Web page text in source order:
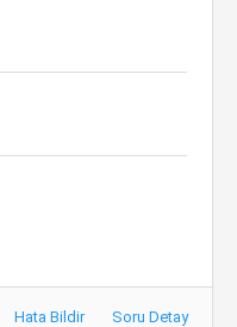
Hata Bildir Soru Detay